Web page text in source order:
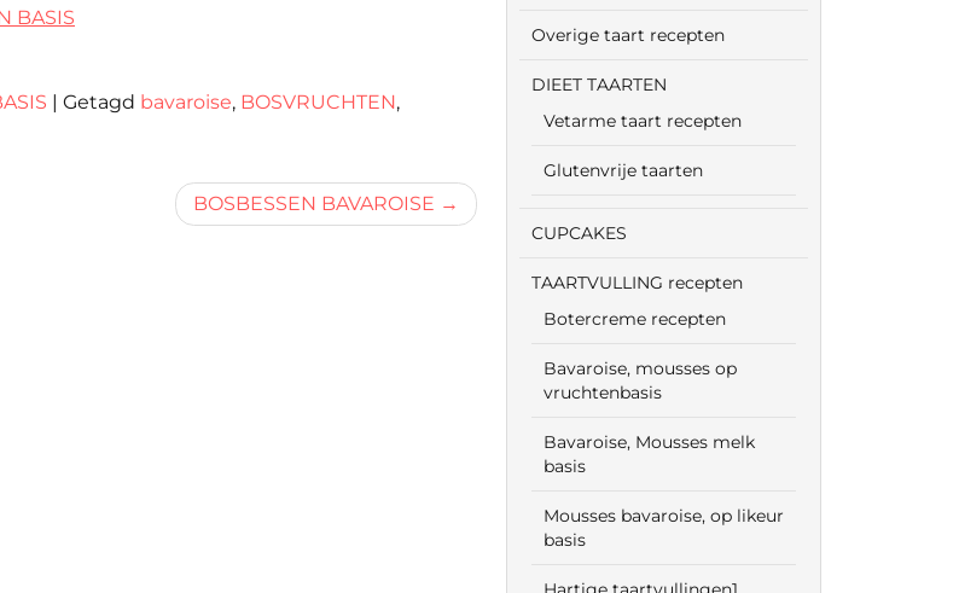
BASIS
| Getagd bavaroise, BOSVRUCHTEN,
BOSBESSEN BAVAROISE
Overige taart recepten
DIEET TAARTEN
Vetarme taart recepten
Glutenvrije taarten
CUPCAKES
TAARTVULLING recepten
Botercreme recepten
Bavaroise, mousses op
vruchtenbasis
Bavaroise, Mousses melk
basis
Mousses bavaroise, op likeur
basis